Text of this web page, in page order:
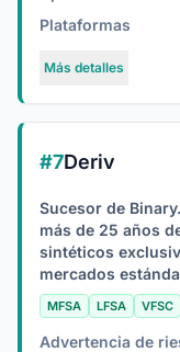
Plataformas
Más detalles
#7Deriv
Sucesor de
más de 25 años
sintéticos
mercados
MFSA LFSA VFSC
Advertencia de